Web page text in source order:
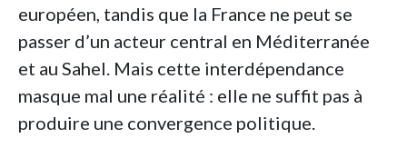
européen, tandis que la France ne peut se
passer d’un acteur central en Méditerranée
et au Sahel. Mais cette interdépendance
masque mal une réalité : elle ne suffit pas à
produire une convergence politique.